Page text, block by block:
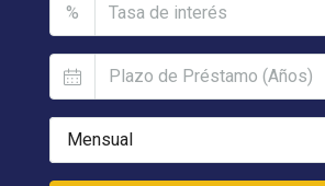
%
Mensual